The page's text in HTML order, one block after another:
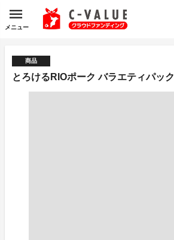
メニュー
商品
とろけるRIOポーク バラエティパック